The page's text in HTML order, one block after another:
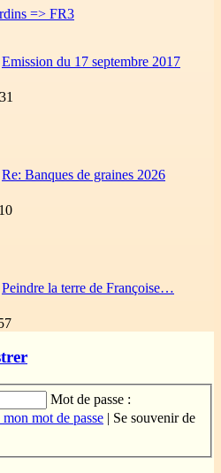
=> FR3
Emission du 17 septembre 2017
Re: Banques de graines 2026
Peindre la terre de Françoise…
Mot de passe :
mon mot de passe | Se souvenir de